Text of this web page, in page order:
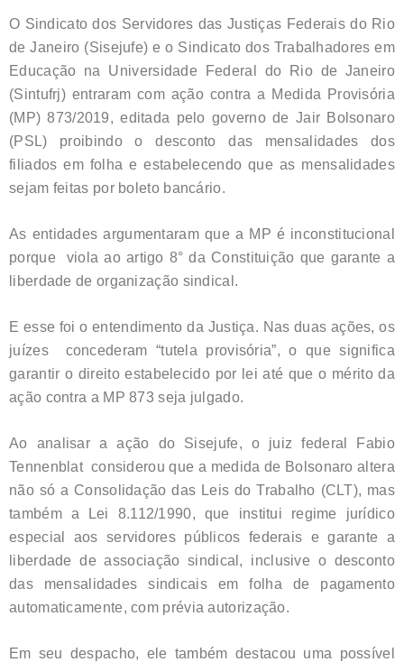
O Sindicato dos Servidores das Justiças Federais do Rio
de Janeiro (Sisejufe) e o Sindicato dos Trabalhadores em
Educação na Universidade Federal do Rio de Janeiro
(Sintufrj) entraram com ação contra a Medida Provisória
(MP) 873/2019, editada pelo governo de Jair Bolsonaro
(PSL) proibindo o desconto das mensalidades dos
filiados em folha e estabelecendo que as mensalidades
sejam feitas por boleto bancário.
As entidades argumentaram que a MP é inconstitucional
porque viola ao artigo 8° da Constituição que garante a
liberdade de organização sindical.
E esse foi o entendimento da Justiça. Nas duas ações, os
juízes concederam “tutela provisória”, o que significa
garantir o direito estabelecido por lei até que o mérito da
ação contra a MP 873 seja julgado.
Ao analisar a ação do Sisejufe, o juiz federal Fabio
Tennenblat considerou que a medida de Bolsonaro altera
não só a Consolidação das Leis do Trabalho (CLT), mas
também a Lei 8.112/1990, que institui regime jurídico
especial aos servidores públicos federais e garante a
liberdade de associação sindical, inclusive o desconto
das mensalidades sindicais em folha de pagamento
automaticamente, com prévia autorização.
Em seu despacho, ele também destacou uma possível